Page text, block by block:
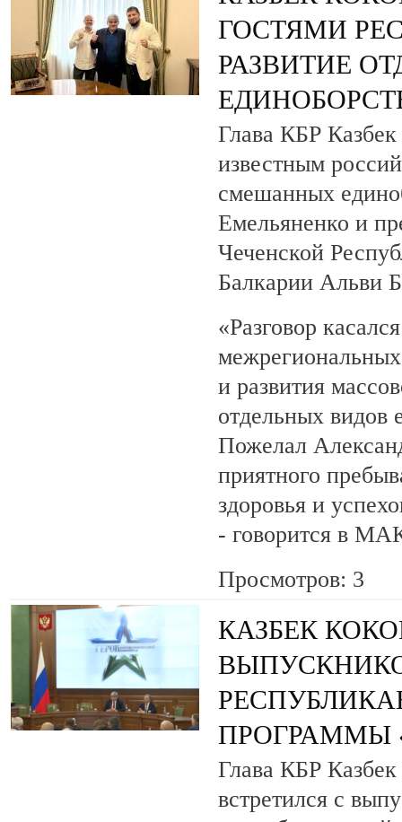
ГОСТЯМИ
РАЗВИТИЕ
Глава КБР Казбек
известным
смешанных
Емельяненко и
Чеченской
Балкарии Альви
«Разговор
и развития
отдельных видов
Пожелал
приятного
здоровья и
- говорится в
Просмотров: 3
КАЗБЕК
ПРОГРАММЫ
Глава КБР Казбек
встретился с